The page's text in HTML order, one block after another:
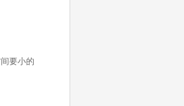
要小的